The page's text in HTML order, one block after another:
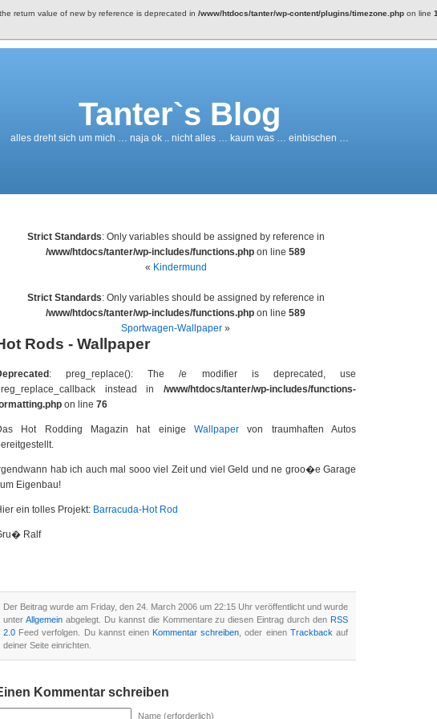
return value of new by reference is deprecated in /www/htdocs/tanter/wp-content/plugins/timezone.phpon line
Tanter`s Blog
alles dreht sich um mich … naja ok .. nicht alles … kaum was … einbischen …
Strict Standards: Only variables should be assigned by reference in
/www/htdocs/tanter/wp-includes/functions.php on line 589
« Kindermund
Strict Standards: Only variables should be assigned by reference in
/www/htdocs/tanter/wp-includes/functions.php on line 589
Sportwagen-Wallpaper »
Rods - Wallpaper
: preg_replace(): The /e modifier is deprecated, use
instead in /www/htdocs/tanter/wp-includes/functions-
on line 76
Hot Rodding Magazin hat einige Wallpaper von traumhaften Autos
hab ich auch mal sooo viel Zeit und viel Geld und ne groo�e Garage
Eigenbau!
ein tolles Projekt: Barracuda-Hot Rod
Ralf
Der Beitrag wurde am Friday, den 24. March 2006 um 22:15 Uhr veröffentlicht und wurde
unter Allgemeinabgelegt. Du kannst die Kommentare zu diesen Eintrag durch denRSS
2.0 Feed verfolgen. Du kannst einenKommentar schreiben , oder einen Trackback auf
deiner Seite einrichten.
Kommentar schreiben
Name (erforderlich)